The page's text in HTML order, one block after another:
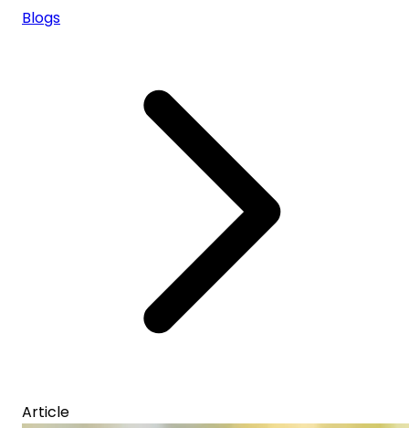
Blogs
Article